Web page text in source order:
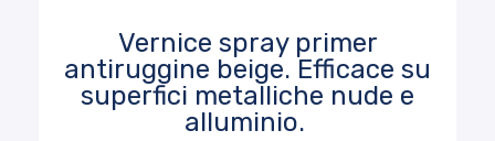
Vernice spray primer
antiruggine beige. Efficace su
superfici metalliche nude e
alluminio.